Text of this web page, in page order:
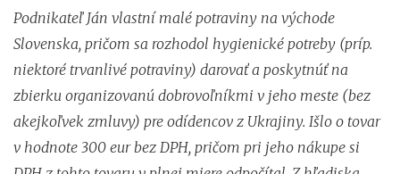
Podnikateľ Ján vlastní malé potraviny na východe
Slovenska, pričom sa rozhodol hygienické potreby (príp.
niektoré trvanlivé potraviny) darovať a poskytnúť na
zbierku organizovanú dobrovoľníkmi v jeho meste (bez
akejkoľvek zmluvy) pre odídencov z Ukrajiny. Išlo o tovar
v hodnote 300 eur bez DPH, pričom pri jeho nákupe si